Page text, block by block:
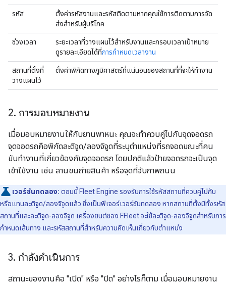
รหัส
ตั้งค่ารหัสงานและรหัสติดตามหากคุณใช้การติดตามการจัด
ส่งสำหรับผู้บริโภค
ช่วงเวลา
ระยะเวลาที่วางแผนไว้สําหรับงานและกรอบเวลาเป้าหมาย
ดูรายละเอียดได้ที่การกำหนดเวลางาน
สถานที่ตั้งที่
วางแผนไว้
ตั้งค่าพิกัดทางภูมิศาสตร์ที่แน่นอนของสถานที่ที่จะให้ทำงาน
2. การมอบหมายงาน
เมื่อมอบหมายงานให้กับยานพาหนะ คุณจะทําควบคู่ไปกับจุดจอดรถ
จุดจอดรถคือพิกัดละติจูด/ลองจิจูดที่ระบุตำแหน่งที่รถจอดขณะที่คน
ขับทำงานที่เกี่ยวข้องกับจุดจอดรถ โดยปกติแล้วป้ายจอดรถจะเป็นจุด
เข้าใช้งาน เช่น ลานขนถ่ายสินค้า หรือจุดที่จับภาพถนน
เวอร์ชันทดลอง: ตอนนี้ Fleet Engine รองรับการใช้รหัสสถานที่ควบคู่ไปกับ
หรือแทนละติจูด/ลองจิจูดแล้ว ซึ่งเป็นฟีเจอร์เวอร์ชันทดลอง หากสถานที่ตั้งมีทั้งรหัส
สถานที่และละติจูด-ลองจิจูด เครื่องยนต์ของ FFleet จะใช้ละติจูด-ลองจิจูดสำหรับการ
กำหนดเส้นทาง และรหัสสถานที่สำหรับความคิดเห็นเกี่ยวกับตำแหน่ง
3. กำลังดำเนินการ
สถานะของงานคือ "เปิด" หรือ "ปิด" อย่างไรก็ตาม เมื่อมอบหมายงาน